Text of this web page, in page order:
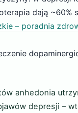
dają ~60%
– poradnia
anhedonia
depresji –